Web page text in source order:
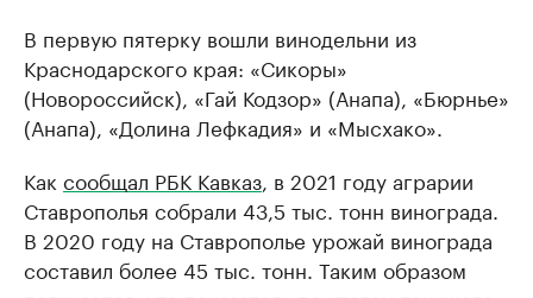
В первую пятерку вошли винодельни из
Краснодарского края: «Сикоры»
(Новороссийск), «Гай Кодзор» (Анапа), «Бюрнье»
(Анапа), «Долина Лефкадия» и «Мысхако».
Как сообщал РБК Кавказ, в 2021 году аграрии
Ставрополья собрали 43,5 тыс. тонн винограда.
В 2020 году на Ставрополье урожай винограда
составил более 45 тыс. тонн. Таким образом